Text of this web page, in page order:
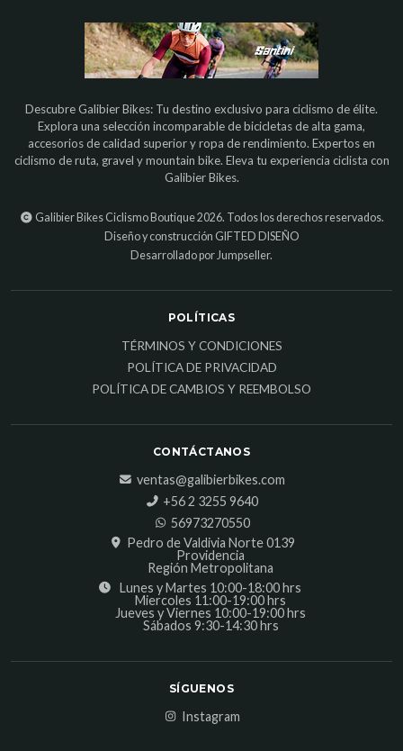
Descubre Galibier Bikes: Tu destino exclusivo para ciclismo de élite.
Explora una selección incomparable de bicicletas de alta gama,
accesorios de calidad superior y ropa de rendimiento. Expertos en
ciclismo de ruta, gravel y mountain bike. Eleva tu experiencia ciclista con
Galibier Bikes.
Galibier Bikes Ciclismo Boutique 2026. Todos los derechos reservados.
Diseño y construcción GIFTED DISEÑO
Desarrollado por Jumpseller.
POLÍTICAS
TÉRMINOS Y CONDICIONES
POLÍTICA DE PRIVACIDAD
POLÍTICA DE CAMBIOS Y REEMBOLSO
CONTÁCTANOS
ventas@galibierbikes.com
‎+56 2 3255 9640
56973270550
Pedro de Valdivia Norte 0139
Providencia
Región Metropolitana
Lunes y Martes 10:00-18:00 hrs
Miercoles 11:00-19:00 hrs
Jueves y Viernes 10:00-19:00 hrs
Sábados 9:30-14:30 hrs
SÍGUENOS
Instagram